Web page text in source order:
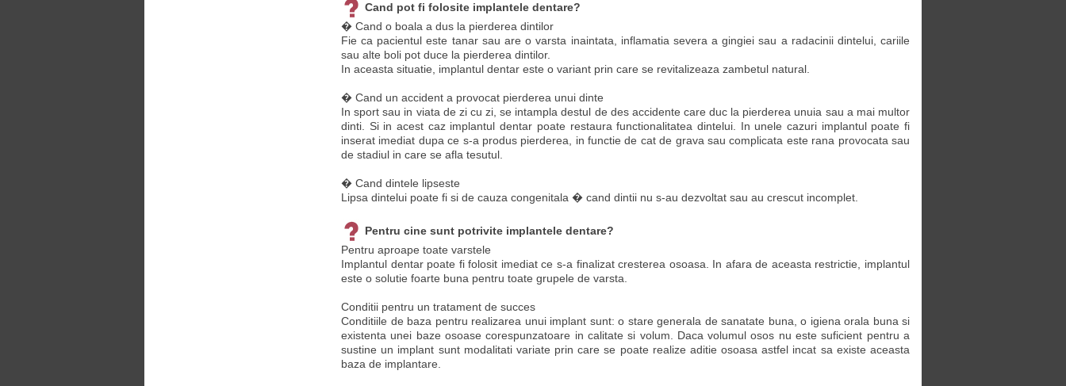
Cand pot fi folosite implantele dentare?
� Cand o boala a dus la pierderea dintilor
Fie ca pacientul este tanar sau are o varsta inaintata, inflamatia severa a gingiei sau a radacinii dintelui, cariile
sau alte boli pot duce la pierderea dintilor.
In aceasta situatie, implantul dentar este o variant prin care se revitalizeaza zambetul natural.
� Cand un accident a provocat pierderea unui dinte
In sport sau in viata de zi cu zi, se intampla destul de des accidente care duc la pierderea unuia sau a mai multor
dinti. Si in acest caz implantul dentar poate restaura functionalitatea dintelui. In unele cazuri implantul poate fi
inserat imediat dupa ce s-a produs pierderea, in functie de cat de grava sau complicata este rana provocata sau
de stadiul in care se afla tesutul.
� Cand dintele lipseste
Lipsa dintelui poate fi si de cauza congenitala � cand dintii nu s-au dezvoltat sau au crescut incomplet.
Pentru cine sunt potrivite implantele dentare?
Pentru aproape toate varstele
Implantul dentar poate fi folosit imediat ce s-a finalizat cresterea osoasa. In afara de aceasta restrictie, implantul
este o solutie foarte buna pentru toate grupele de varsta.
Conditii pentru un tratament de succes
Conditiile de baza pentru realizarea unui implant sunt: o stare generala de sanatate buna, o igiena orala buna si
existenta unei baze osoase corespunzatoare in calitate si volum. Daca volumul osos nu este suficient pentru a
sustine un implant sunt modalitati variate prin care se poate realize aditie osoasa astfel incat sa existe aceasta
baza de implantare.